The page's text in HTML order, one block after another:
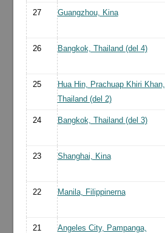
27 Guangzhou, Kina
26 Bangkok, Thailand (del 4)
25
Hua Hin, Prachuap Khiri Khan,
Thailand (del 2)
24 Bangkok, Thailand (del 3)
23 Shanghai, Kina
22 Manila, Filippinerna
21
Angeles City, Pampanga,